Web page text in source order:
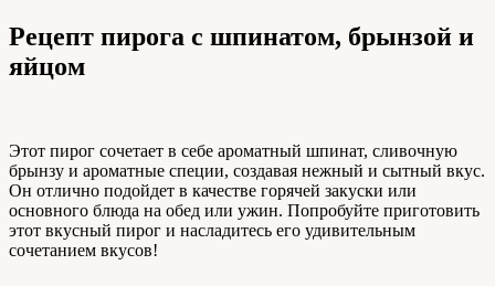
Рецепт пирога с шпинатом, брынзой и
яйцом
Этот пирог сочетает в себе ароматный шпинат, сливочную
брынзу и ароматные специи, создавая нежный и сытный вкус.
Он отлично подойдет в качестве горячей закуски или
основного блюда на обед или ужин. Попробуйте приготовить
этот вкусный пирог и насладитесь его удивительным
сочетанием вкусов!